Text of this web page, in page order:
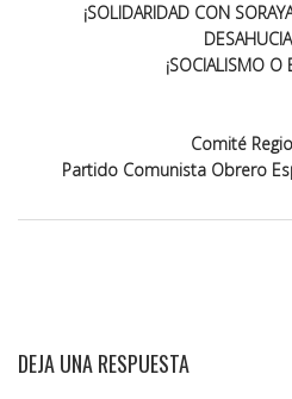
¡SOLIDARIDAD CON
¡SOCIALISMO O
Comité
Partido Comunista Obrero E
DEJA UNA RESPUESTA